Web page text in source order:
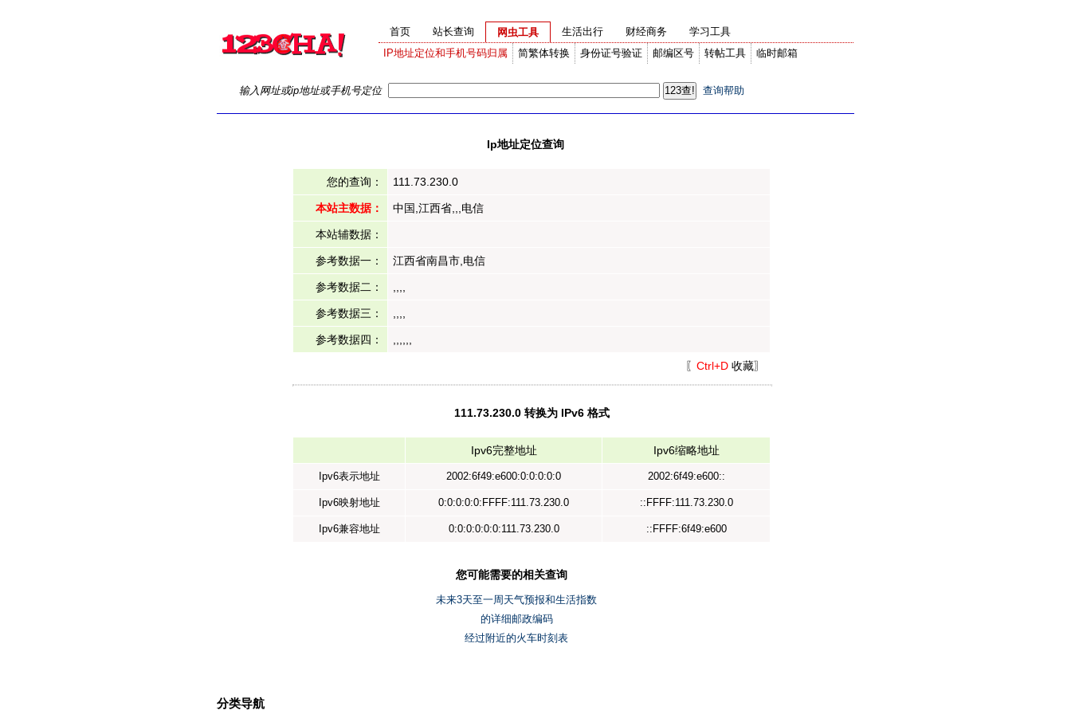
首页 站长查询
网虫工具
IP地址定位和手机号码归属
简繁体转换 身份证号验证 邮编区号 转帖工具 临时邮箱
生活出行 财经商务 学习工具
输入网址或ip地址或手机号定位 查询帮助
Ip地址定位查询
您的查询： 111.73.230.0
本站主数据： 中国,江西省,,,电信
本站辅数据：
参考数据一： 江西省南昌市,电信
参考数据二：
参考数据三：
参考数据四：
〖 Ctrl+D 收藏〗
111.73.230.0 转换为 IPv6 格式
Ipv6完整地址 Ipv6缩略地址
Ipv6表示地址 2002:6f49:e600:0:0:0:0:0 2002:6f49:e600::
Ipv6映射地址 0:0:0:0:0:FFFF:111.73.230.0 ::FFFF:111.73.230.0
Ipv6兼容地址 0:0:0:0:0:0:111.73.230.0 ::FFFF:6f49:e600
您可能需要的相关查询
未来3天至一周天气预报和生活指数
的详细邮政编码
经过附近的火车时刻表
分类导航